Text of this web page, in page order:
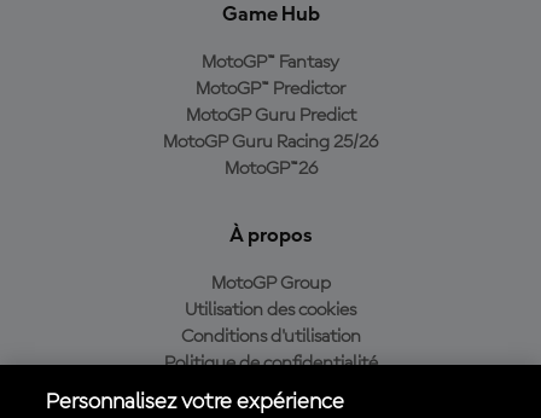
Game Hub
MotoGP™ Fantasy
MotoGP™ Predictor
MotoGP Guru Predict
MotoGP Guru Racing 25/26
MotoGP™26
À propos
MotoGP Group
Utilisation des cookies
Conditions d'utilisation
Politique de confidentialité
Politique d’achat
Personnalisez votre expérience